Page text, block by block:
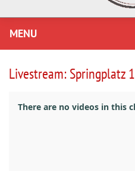
MENU
Livestream: Springplatz 1